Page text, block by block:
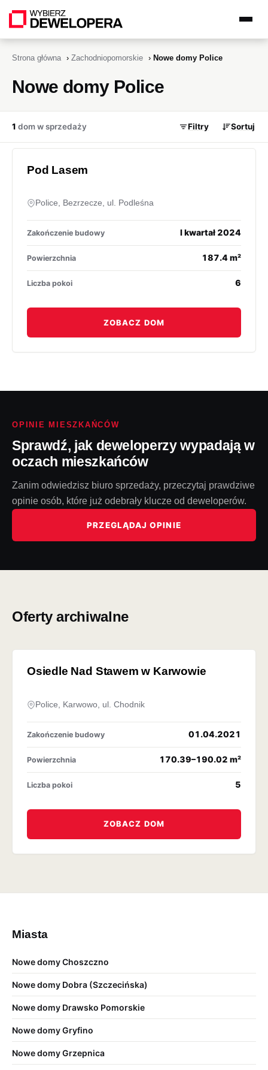
Strona główna › Zachodniopomorskie › Nowe domy Police
Nowe domy Police
1 dom w sprzedaży Filtry Sortuj
Pod Lasem
Police, Bezrzecze, ul. Podleśna
Zakończenie budowy I kwartał 2024
Powierzchnia 187.4 m²
Liczba pokoi 6
ZOBACZ DOM
OPINIE MIESZKAŃCÓW
Sprawdź, jak deweloperzy wypadają w
oczach mieszkańców
Zanim odwiedzisz biuro sprzedaży, przeczytaj prawdziwe
opinie osób, które już odebrały klucze od deweloperów.
PRZEGLĄDAJ OPINIE
Oferty archiwalne
OFERTA ARCHIWALNA
Osiedle Nad Stawem w Karwowie
Police, Karwowo, ul. Chodnik
Zakończenie budowy 01.04.2021
Powierzchnia 170.39–190.02 m²
Liczba pokoi 5
ZOBACZ DOM
Miasta
Nowe domy Choszczno
Nowe domy Dobra (Szczecińska)
Nowe domy Drawsko Pomorskie
Nowe domy Gryfino
Nowe domy Grzepnica